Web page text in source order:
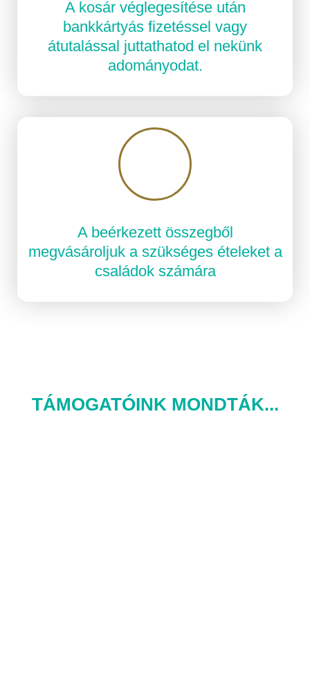
A kosár véglegesítése után
bankkártyás fizetéssel vagy
átutalással juttathatod el nekünk
adományodat.
A beérkezett összegből
megvásároljuk a szükséges ételeket a
családok számára
TÁMOGATÓINK MONDTÁK...